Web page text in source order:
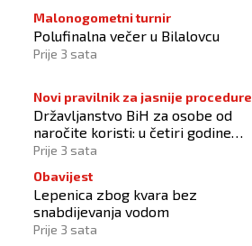
Malonogometni turnir
Polufinalna večer u Bilalovcu
Prije 3 sata
Novi pravilnik za jasnije procedure
Državljanstvo BiH za osobe od
naročite koristi: u četiri godine
odobrena 43 zahtjeva
Prije 3 sata
Obavijest
Lepenica zbog kvara bez
snabdijevanja vodom
Prije 3 sata